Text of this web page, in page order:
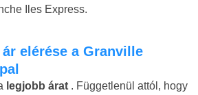
Iles Express.
legjobb árat . Függetlenül attól, hogy